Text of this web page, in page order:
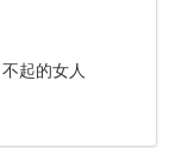
起的女人